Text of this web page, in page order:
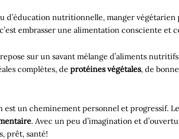
d’éducation nutritionnelle, manger
embrasser une alimentation consciente et
sur un savant mélange d’aliments
complètes, de protéines végétales, de
est un cheminement personnel et progressif.
. Avec un peu d’imagination et
prêt, santé!